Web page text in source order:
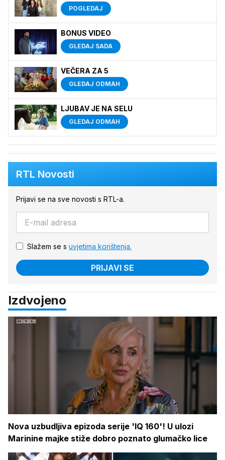
POGLEDAJ
BONUS VIDEO
GLEDAJ SADA
VEČERA ZA 5
GLEDAJ ODMAH
LJUBAV JE NA SELU
GLEDAJ ODMAH
RTL Novosti
Prijavi se na sve novosti s RTL-a.
Slažem se s uvjetima korištenja.
PRIJAVI SE
Izdvojeno
Nova uzbudljiva epizoda serije 'IQ 160'! U ulozi
Marinine majke stiže dobro poznato glumačko lice